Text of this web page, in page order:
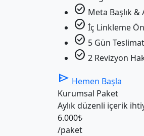
check_circle Meta Başlık &
check_circle İç Linkleme
check_circle 5 Gün Teslimat
check_circle 2 Revizyon
send Hemen Başla
Kurumsal Paket
Aylık düzenli içerik
6.000₺
/paket